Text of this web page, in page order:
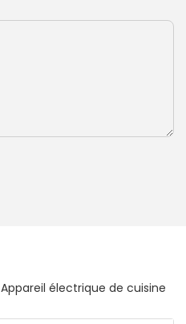
Appareil électrique de cuisine